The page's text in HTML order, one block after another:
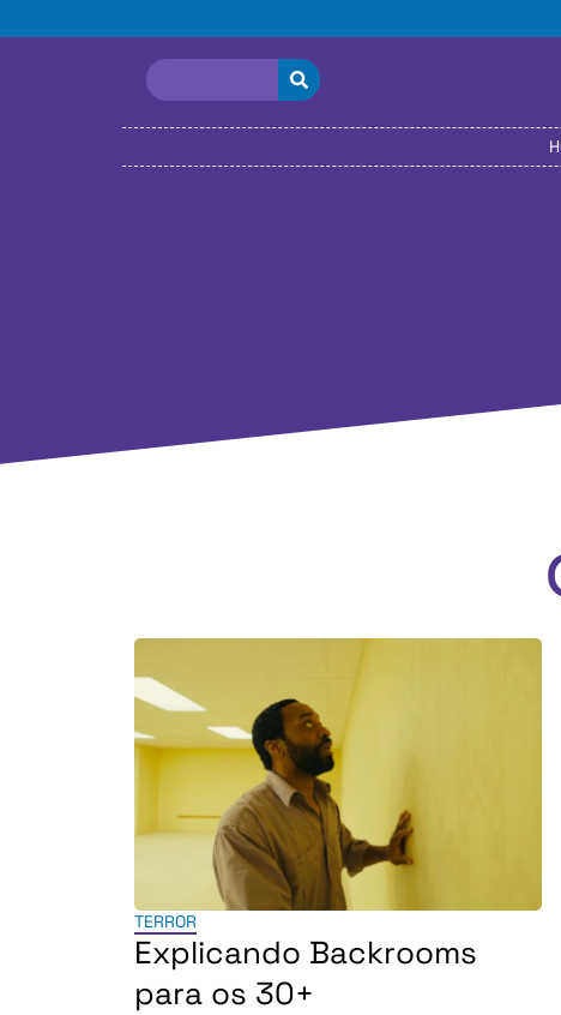
TERROR
Explicando Backrooms
para os 30+